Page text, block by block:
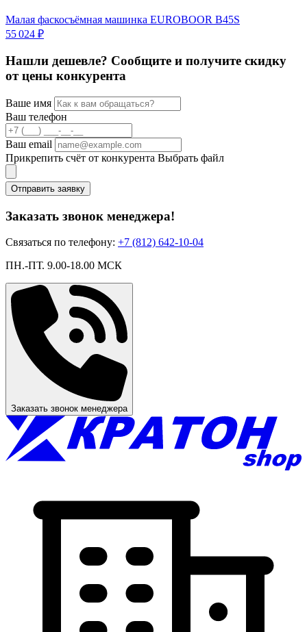
Малая фаскосъёмная машинка EUROBOOR B45S
55 024 ₽
Нашли дешевле? Сообщите и получите скидку
от цены конкурента
Ваше имя
Ваш телефон
Ваш email
Прикрепить счёт от конкурента Выбрать файл
Отправить заявку
Заказать звонок менеджера!
Связаться по телефону: +7 (812) 642-10-04
ПН.-ПТ. 9.00-18.00 МСК
Заказать звонок менеджера